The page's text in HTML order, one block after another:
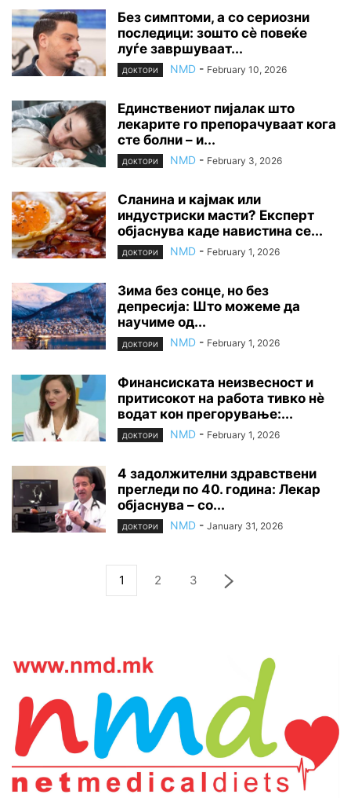
Без симптоми, а со сериозни
последици: зошто сè повеќе
луѓе завршуваат...
ДОКТОРИ NMD - February 10, 2026
Единствениот пијалак што
лекарите го препорачуваат кога
сте болни – и...
ДОКТОРИ NMD - February 3, 2026
Сланина и кајмак или
индустриски масти? Експерт
објаснува каде навистина се...
ДОКТОРИ NMD - February 1, 2026
Зима без сонце, но без
депресија: Што можеме да
научиме од...
ДОКТОРИ NMD - February 1, 2026
Финансиската неизвесност и
притисокот на работа тивко нè
водат кон прегорување:...
ДОКТОРИ NMD - February 1, 2026
4 задолжителни здравствени
прегледи по 40. година: Лекар
објаснува – со...
ДОКТОРИ NMD - January 31, 2026
1 2 3